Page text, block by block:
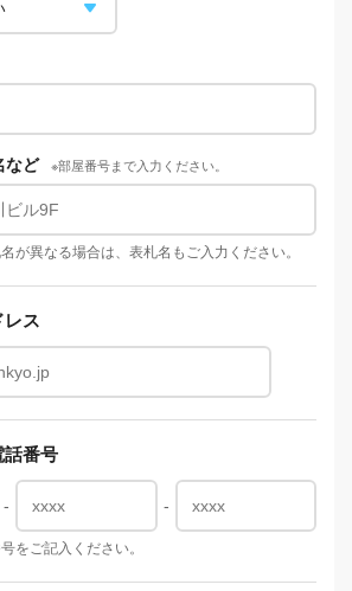
など ※部屋番号まで入力ください。
が異なる場合は、表札名もご入力ください。
レス
話番号
- -
をご記入ください。